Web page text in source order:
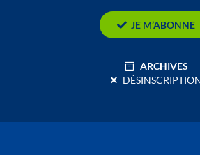
JE M’ABONNE
ARCHIVES